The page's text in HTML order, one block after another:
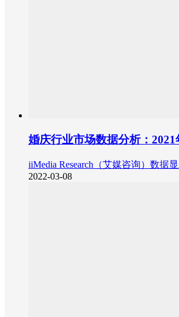
婚庆行业市场数据分析：
iiMedia Research（艾媒咨询）数据
2022-03-08